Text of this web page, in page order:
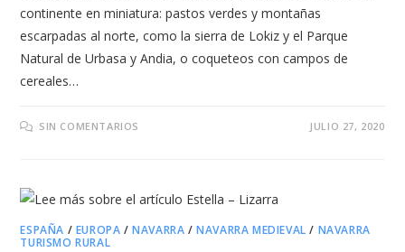
continente en miniatura: pastos verdes y montañas
escarpadas al norte, como la sierra de Lokiz y el Parque
Natural de Urbasa y Andia, o coqueteos con campos de
cereales…
SIN COMENTARIOS JULIO 27, 2020
ESPAÑA / EUROPA /NAVARRA /NAVARRA MEDIEVAL / NAVARRA
TURISMO RURAL